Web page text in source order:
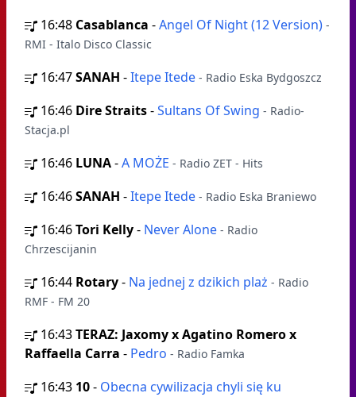
16:48 Casablanca -Angel Of Night (12 Version) -
RMI - Italo Disco Classic
16:47SANAH -Itepe Itede - Radio Eska Bydgoszcz
16:46 Dire Straits-Sultans Of Swing - Radio-
Stacja.pl
16:46 LUNA-A MOŻE - Radio ZET - Hits
16:46SANAH -Itepe Itede - Radio Eska Braniewo
16:46Tori Kelly- Never Alone - Radio
Chrzescijanin
16:44 Rotary- Na jednej z dzikich plaż - Radio
RMF - FM 20
16:43TERAZ: Jaxomy x Agatino Romero x
Raffaella Carra - Pedro - Radio Famka
16:43 10- Obecna cywilizacja chyli się ku